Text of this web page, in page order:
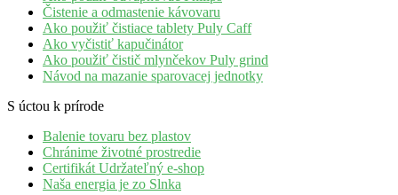
Čistenie a odmastenie kávovaru
Ako použiť čistiace tablety Puly Caff
Ako vyčistiť kapučinátor
Ako použiť čistič mlynčekov Puly grind
Návod na mazanie sparovacej jednotky
S úctou k prírode
Balenie tovaru bez plastov
Chránime životné prostredie
Certifikát Udržateľný e-shop
Naša energia je zo Slnka